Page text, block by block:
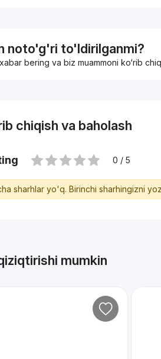
noto'g'ri to'ldirilganmi?
bering va biz muammoni ko‘rib
chiqish va baholash
0 / 5
sharhlar yo'q. Birinchi sharhingizni
mumkin